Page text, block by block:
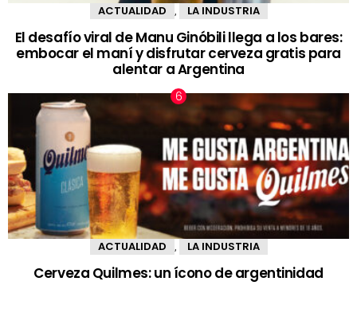
ACTUALIDAD LA INDUSTRIA
El desafío viral de Manu Ginóbili llega a los bares:
embocar el maní y disfrutar cerveza gratis para
alentar a Argentina
ACTUALIDAD LA INDUSTRIA
Cerveza Quilmes: un ícono de argentinidad